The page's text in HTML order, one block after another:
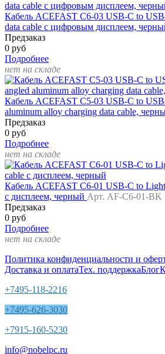
Кабель ACEFAST C6-03 USB-C to
data cable с цифровым дисплеем,
Предзаказ
0 руб
Подробнее
нет на складе
Кабель ACEFAST C5-03 USB-C to
aluminum alloy charging data cable,
Предзаказ
0 руб
Подробнее
нет на складе
Кабель ACEFAST C6-01 USB-C to
с дисплеем, черный Арт. AF-C6-01-BK
Предзаказ
0 руб
Подробнее
нет на складе
Политика конфиденциальности и
Доставка и оплатаТех. поддержкаБлог
+7495-118-2216
+7495-626-3030
+7915-160-5230
info@nobelpc.ru